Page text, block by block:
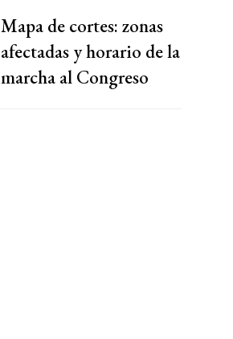
Mapa de cortes: zonas
afectadas y horario de la
marcha al Congreso